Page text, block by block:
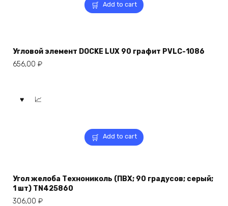
Add to cart
Угловой элемент DOCKE LUX 90 графит PVLC-1086
656,00 ₽
Add to cart
Угол желоба Технониколь (ПВХ; 90 градусов; серый;
1 шт) TN425860
306,00 ₽